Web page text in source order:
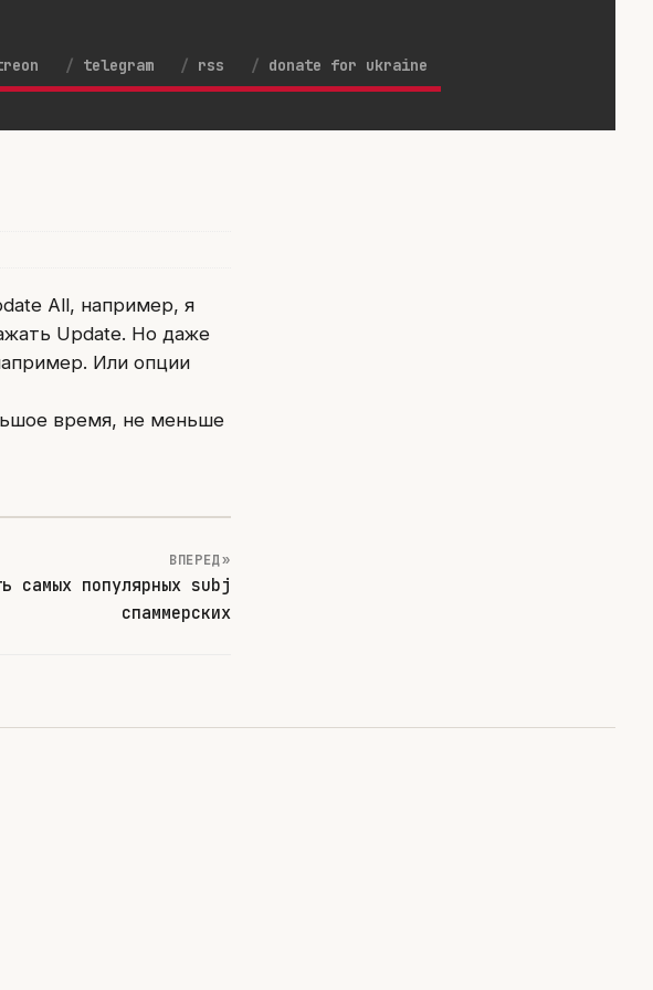
telegram rss donate for ukraine
All, например, я
Update. Но даже
Или опции
время, не меньше
ВПЕРЕД »
самых популярных subj
спаммерских